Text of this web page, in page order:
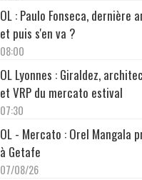
OL : Paulo Fonseca, dernière
et puis s'en va ?
08:00
OL Lyonnes : Giraldez,
et VRP du mercato estival
07:30
OL - Mercato : Orel Mangala
à Getafe
07/08/26